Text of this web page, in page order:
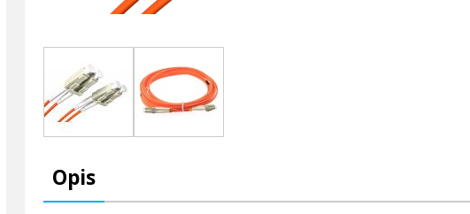
Opis